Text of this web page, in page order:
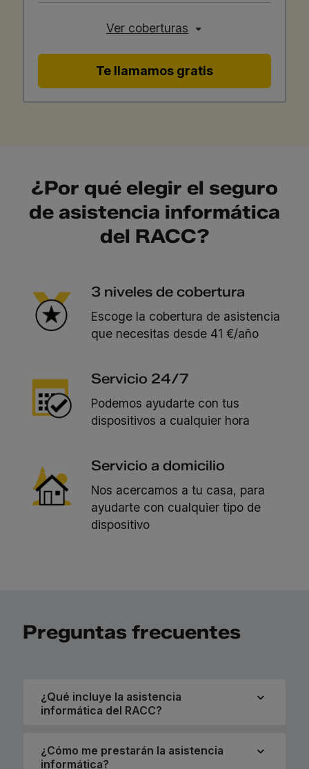
Ver coberturas
Te llamamos gratis
¿Por qué elegir el seguro
de asistencia informática
del RACC?
3 niveles de cobertura
Escoge la cobertura de asistencia
que necesitas desde 41 €/año
Servicio 24/7
Podemos ayudarte con tus
dispositivos a cualquier hora
Servicio a domicilio
Nos acercamos a tu casa, para
ayudarte con cualquier tipo de
dispositivo
Preguntas frecuentes
¿Qué incluye la asistencia
informática del RACC?
¿Cómo me prestarán la asistencia
informática?